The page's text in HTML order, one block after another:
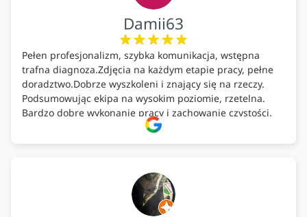
Damii63
Pełen profesjonalizm, szybka komunikacja, wstępna
trafna diagnoza.Zdjęcia na każdym etapie pracy, pełne
doradztwo.Dobrze wyszkoleni i znający się na rzeczy.
Podsumowując ekipa na wysokim poziomie, rzetelna.
Bardzo dobre wykonanie pracy i zachowanie czystości.